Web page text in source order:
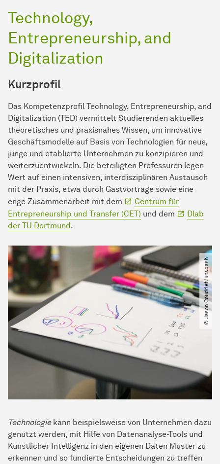
Technology,
Entrepreneurship, and
Digitalization
Kurzprofil
Das Kompetenzprofil Technology, Entrepreneurship, and
Digitalization (TED) vermittelt Studierenden aktuelles
theoretisches und praxisnahes Wissen, um innovative
Geschäftsmodelle auf Basis von Technologien für neue,
junge und etablierte Unternehmen zu konzipieren und
weiterzuentwickeln. Die beteiligten Professuren legen
Wert auf einen intensiven, interdisziplinären Austausch
mit der Praxis, etwa durch Gastvorträge sowie eine
enge Zusammenarbeit mit dem
Centrum für
Entrepreneurship und Transfer (CET) und dem
Dlab
der TU Dortmund.
Technologiekann beispielsweise von Unternehmen dazu
genutzt werden, mit Hilfe von Datenanalyse-Tools und
Künstlicher Intelligenz in den eigenen Daten Muster zu
erkennen und so fundierte Entscheidungen zu treffen
© Jason Coudriet​/​unspash